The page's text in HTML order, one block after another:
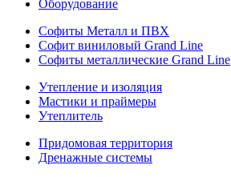
Оборудование
Софиты Металл и ПВХ
Софит виниловый Grand Line
Софиты металлические Grand Line
Утепление и изоляция
Мастики и праймеры
Утеплитель
Придомовая территория
Дренажные системы